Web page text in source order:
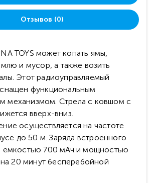
Отзывов (0)
TOYS может копать ямы,
и мусор, а также возить
Этот радиоуправляемый
функциональным
механизмом. Стрела с ковшом с
вверх-вниз.
осуществляется на частоте
до 50 м. Заряда встроенного
емкостью 700 мАч и мощностью
на 20 минут бесперебойной